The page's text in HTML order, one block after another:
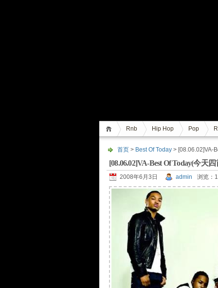
Rnb Hip Hop Pop
首页 > Best Of Today > [08.06.02]VA-
[08.06.02]VA-Best Of Today(今天四
2008年6月3日 admin 浏览：